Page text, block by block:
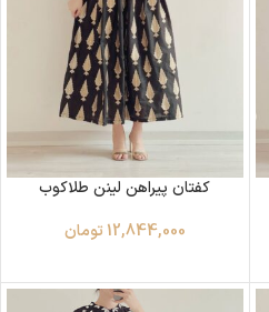
کفتان پیراهن لینن طلاکوب
12,844,000 تومان